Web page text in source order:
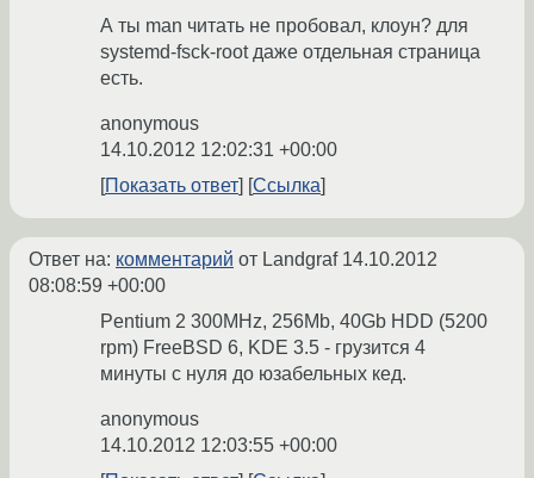
А ты man читать не пробовал, клоун? для
systemd-fsck-root даже отдельная страница
есть.
anonymous
14.10.2012 12:02:31 +00:00
Показать ответ
Ссылка
Ответ на: комментарий от Landgraf 14.10.2012
08:08:59 +00:00
Pentium 2 300MHz, 256Mb, 40Gb HDD (5200
rpm) FreeBSD 6, KDE 3.5 - грузится 4
минуты с нуля до юзабельных кед.
anonymous
14.10.2012 12:03:55 +00:00